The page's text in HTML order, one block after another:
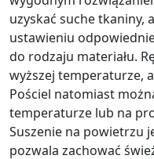
uzyskać suche tkaniny,
ustawieniu
do rodzaju materiału.
wyższej temperaturze,
Pościel natomiast
temperaturze lub na
Suszenie na powietrzu
pozwala zachować